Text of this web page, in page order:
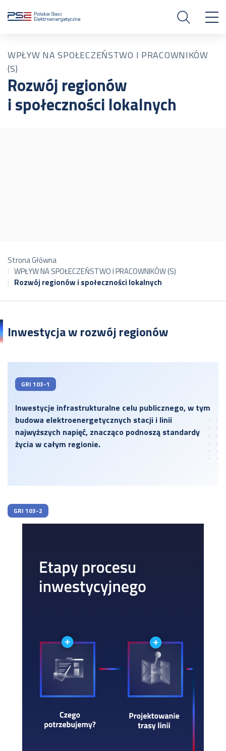
WPŁYW NA SPOŁECZEŃSTWO I PRACOWNIKÓW
(S)
Rozwój regionów
i społeczności lokalnych
Strona Główna
WPŁYW NA SPOŁECZEŃSTWO I PRACOWNIKÓW (S)
Rozwój regionów i społeczności lokalnych
Inwestycja w rozwój regionów
GRI 103-1
Inwestycje infrastrukturalne celu publicznego, w tym
budowa elektroenergetycznych stacji i linii
najwyższych napięć, znacząco podnoszą standardy
życia w całym regionie.
GRI 103-2